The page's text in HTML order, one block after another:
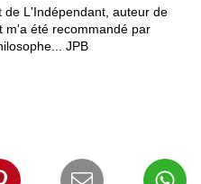
de L'Indépendant, auteur de
m'a été recommandé par
JPB